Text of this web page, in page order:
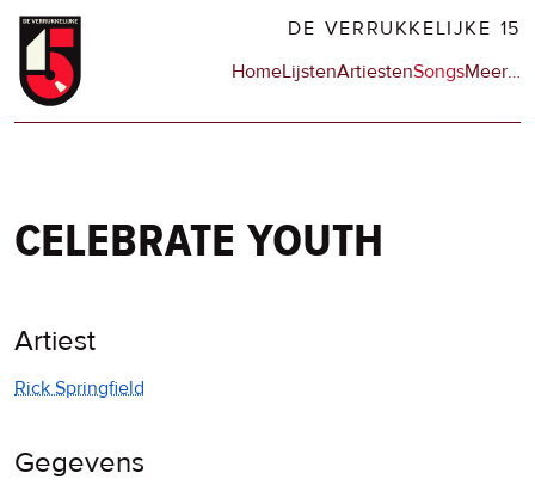
Overslaan
naar
DE VERRUKKELIJKE 15
Hoofdnavigatie
HomeLijstenArtiestenSongsMeerop
…
celebrate youth
Artiest
Rick Springfield
Gegevens